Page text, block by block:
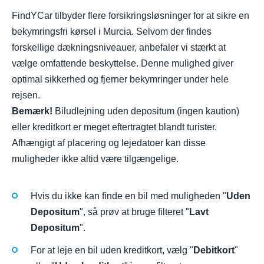
FindYCar tilbyder flere forsikringsløsninger for at sikre en
bekymringsfri kørsel i Murcia. Selvom der findes
forskellige dækningsniveauer, anbefaler vi stærkt at
vælge omfattende beskyttelse. Denne mulighed giver
optimal sikkerhed og fjerner bekymringer under hele
rejsen.
Bemærk! Biludlejning uden depositum (ingen kaution)
eller kreditkort er meget eftertragtet blandt turister.
Afhængigt af placering og lejedatoer kan disse
muligheder ikke altid være tilgængelige.
Hvis du ikke kan finde en bil med muligheden "Uden
Depositum", så prøv at bruge filteret " Lavt
Depositum".
For at leje en bil uden kreditkort, vælg " Debitkort"